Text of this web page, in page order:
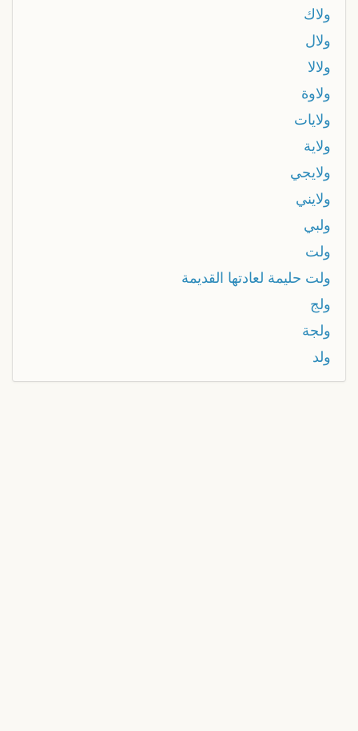
ولاك
ولال
ولالا
ولاوة
ولايات
ولاية
ولايجي
ولايني
ولبي
ولت
ولت حليمة لعادتها القديمة
ولج
ولجة
ولد